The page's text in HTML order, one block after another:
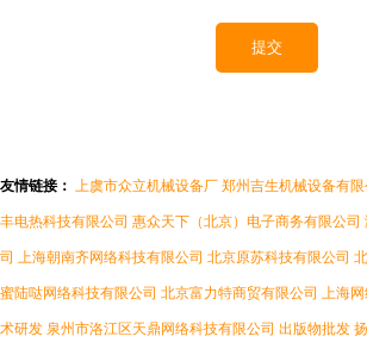
友情链接： 上虞市众立机械设备厂 郑州吉生机械设备有限
丰电热科技有限公司 惠众天下（北京）电子商务有限公司
司 上海朝南齐网络科技有限公司 北京原苏科技有限公司
蜜陆哒网络科技有限公司 北京富力特商贸有限公司 上海网
术研发 泉州市洛江区天鼎网络科技有限公司 出版物批发